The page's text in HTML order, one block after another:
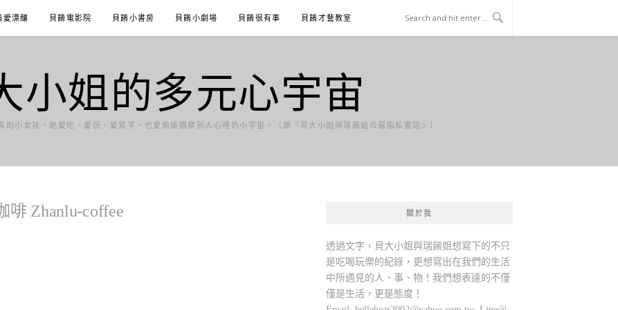
愛漂釀 貝餚電影院 貝餚小書房 貝餚小劇場 貝餚很有事 貝餚才藝教室
小姐的多元心宇宙
的小女孩，她愛吃、愛玩、愛寫字，也愛偷偷觀察別人心裡的小宇宙。（原『貝大小姐與瑞餚姐の囂脂私蜜話』）
啡 Zhanlu-coffee 關於我
透過文字，貝大小姐與瑞餚姐想寫下的不只
是吃喝玩樂的紀錄，更想寫出在我們的生活
中所遇見的人、事、物！我們想表達的不僅
僅是生活，更是態度！